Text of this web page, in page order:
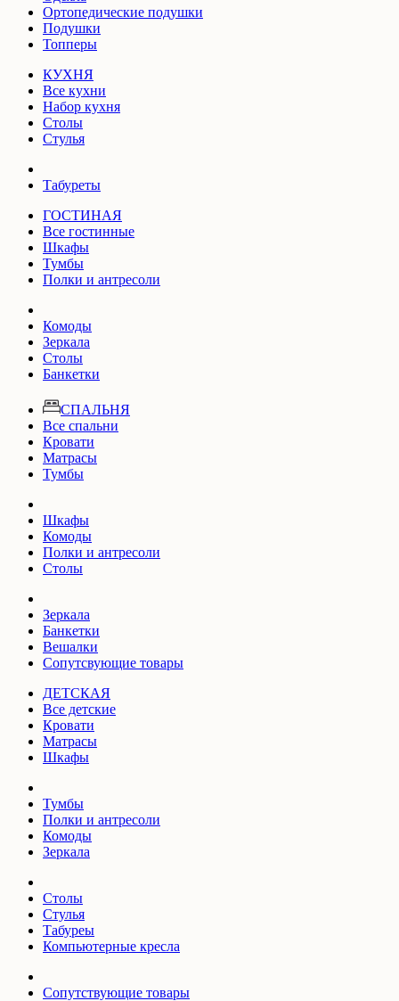
Ортопедические подушки
Подушки
Топперы
КУХНЯ
Все кухни
Набор кухня
Столы
Стулья
Табуреты
ГОСТИНАЯ
Все гостинные
Шкафы
Тумбы
Полки и антресоли
Комоды
Зеркала
Столы
Банкетки
СПАЛЬНЯ
Все спальни
Кровати
Матрасы
Тумбы
Шкафы
Комоды
Полки и антресоли
Столы
Зеркала
Банкетки
Вешалки
Сопутсвующие товары
ДЕТСКАЯ
Все детские
Кровати
Матрасы
Шкафы
Тумбы
Полки и антресоли
Комоды
Зеркала
Столы
Стулья
Табуреы
Компьютерные кресла
Сопутствующие товары